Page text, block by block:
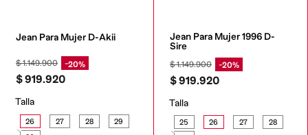
Jean Para Mujer D-Akii
$1.149.900 20%
$919.920
Talla
26 27 28
29
Jean Para Mujer 1996 D-
Sire
$1.149.900 20%
$919.920
Talla
25 26 27
28